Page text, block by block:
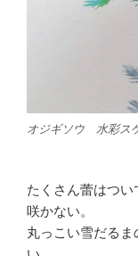
オジギソウ 水彩ス
たくさん蕾はつ
咲かない。
丸っこい雪だる